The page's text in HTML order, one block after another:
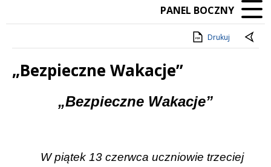
PANEL BOCZNY
Drukuj
„Bezpieczne Wakacje”
„Bezpieczne Wakacje”
W piątek 13 czerwca uczniowie trzeciej